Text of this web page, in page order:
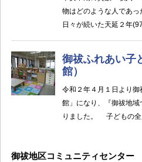
御祓地区コミュニティセンター